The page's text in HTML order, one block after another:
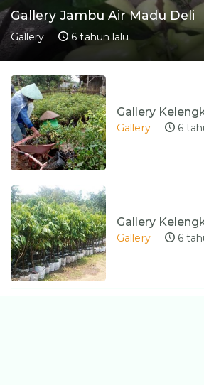
Gallery Jambu Air Madu Deli
Gallery 6 tahun lalu
Gallery
Gallery 6
Gallery
Gallery 6